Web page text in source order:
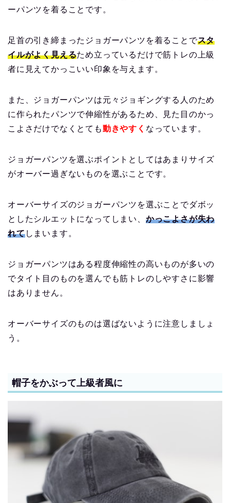
ーパンツを着ることです。
足首の引き締まったジョガーパンツを着ることでスタ
イルがよく見えるため立っているだけで筋トレの上級
者に見えてかっこいい印象を与えます。
また、ジョガーパンツは元々ジョギングする人のため
に作られたパンツで伸縮性があるため、見た目のかっ
こよさだけでなくとても動きやすく なっています。
ジョガーパンツを選ぶポイントとしてはあまりサイズ
がオーバー過ぎないものを選ぶことです。
オーバーサイズのジョガーパンツを選ぶことでダボッ
としたシルエットになってしまい、 かっこよさが失わ
れてしまいます。
ジョガーパンツはある程度伸縮性の高いものが多いの
でタイト目のものを選んでも筋トレのしやすさに影響
はありません。
オーバーサイズのものは選ばないように注意しましょ
う。
帽子をかぶって上級者風に